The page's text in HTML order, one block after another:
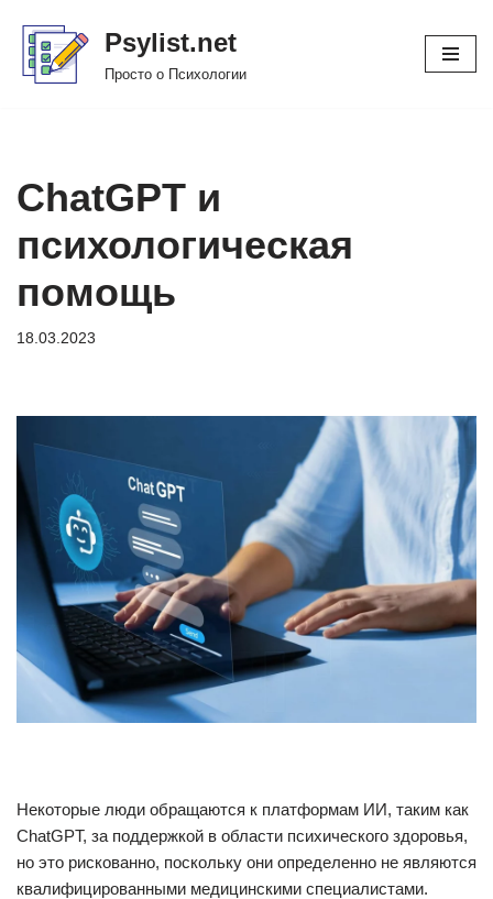
Перейти
Psylist.net
Просто о Психологии
ChatGPT и
психологическая
помощь
18.03.2023
Некоторые люди обращаются к платформам ИИ, таким как
ChatGPT, за поддержкой в области психического здоровья,
но это рискованно, поскольку они определенно не являются
квалифицированными медицинскими специалистами.